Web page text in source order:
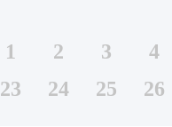
1 2 3 4
23 24 25 26